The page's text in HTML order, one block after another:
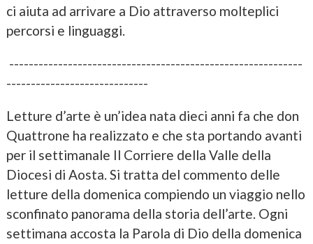
ci aiuta ad arrivare a Dio attraverso molteplici
percorsi e linguaggi.
------------------------------------------------------------
-----------------------------
Letture d’arte è un’idea nata dieci anni fa che don
Quattrone ha realizzato e che sta portando avanti
per il settimanale Il Corriere della Valle della
Diocesi di Aosta. Si tratta del commento delle
letture della domenica compiendo un viaggio nello
sconfinato panorama della storia dell’arte. Ogni
settimana accosta la Parola di Dio della domenica